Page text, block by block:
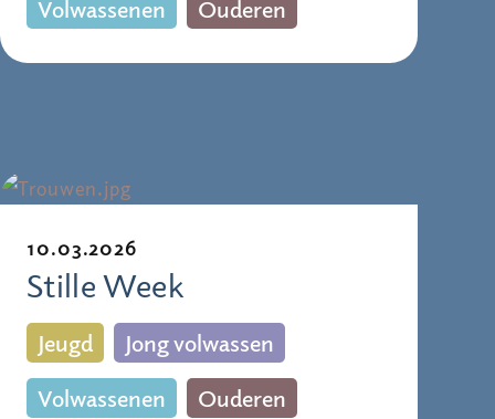
Volwassenen
Ouderen
10.03.2026
Stille Week
Jeugd
Jong volwassen
Volwassenen
Ouderen